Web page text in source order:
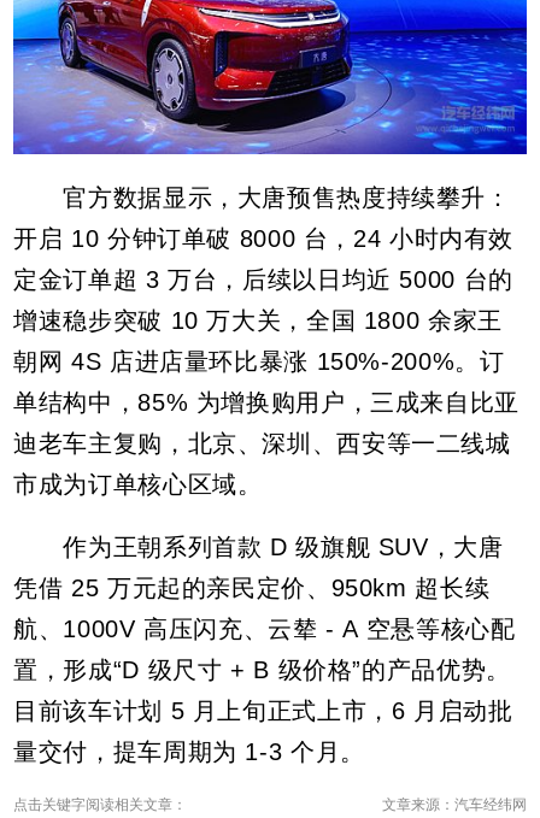
官方数据显示，大唐预售热度持续攀升：
开启 10 分钟订单破 8000 台，24 小时内有效
定金订单超 3 万台，后续以日均近 5000 台的
增速稳步突破 10 万大关，全国 1800 余家王
朝网 4S 店进店量环比暴涨 150%-200%。订
单结构中，85% 为增换购用户，三成来自比亚
迪老车主复购，北京、深圳、西安等一二线城
市成为订单核心区域。
作为王朝系列首款 D 级旗舰 SUV，大唐
凭借 25 万元起的亲民定价、950km 超长续
航、1000V 高压闪充、云辇 - A 空悬等核心配
置，形成“D 级尺寸 + B 级价格”的产品优势。
目前该车计划 5 月上旬正式上市，6 月启动批
量交付，提车周期为 1-3 个月。
点击关键字阅读相关文章： 文章来源：汽车经纬网